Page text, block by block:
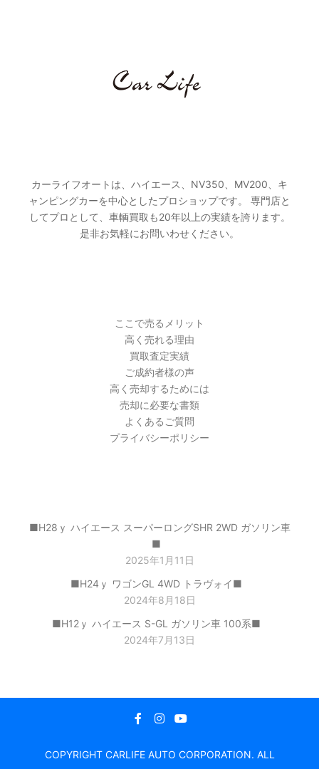
カーライフオートは、ハイエース、NV350、MV200、キ
ャンピングカーを中心としたプロショップです。 専門店と
してプロとして、車輌買取も20年以上の実績を誇ります。
是非お気軽にお問いわせください。
ここで売るメリット
高く売れる理由
買取査定実績
ご成約者様の声
高く売却するためには
売却に必要な書類
よくあるご質問
プライバシーポリシー
■H28ｙ ハイエース スーパーロングSHR 2WD ガソリン車
■
2025年1月11日
■H24ｙ ワゴンGL 4WD トラヴォイ■
2024年8月18日
■H12ｙ ハイエース S-GL ガソリン車 100系■
2024年7月13日
COPYRIGHT CARLIFE AUTO CORPORATION. ALL